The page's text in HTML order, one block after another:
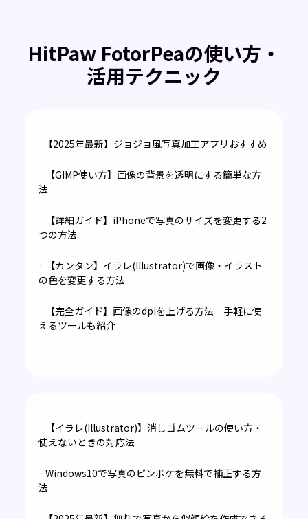
HitPaw FotorPeaの使い方・
活用テクニック
·【2025年最新】ジョジョ風写真加工アプリおすすめ
· 【GIMP使い方】画像の背景を透明にする簡単な方
法
· 【詳細ガイド】iPhoneで写真のサイズを変更する2
つの方法
· 【カンタン】イラレ(Illustrator)で画像・イラスト
の色を変更する方法
· 【完全ガイド】画像のdpiを上げる方法｜手軽に使
えるツールも紹介
· 【イラレ(Illustrator)】消しゴムツールの使い方・
使えないときの対応法
· Windows10で写真のピンボケを無料で補正する方
法